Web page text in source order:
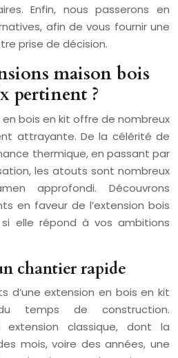
Enfin, nous passerons en
afin de vous fournir une
prise de décision.
maison bois
pertinent ?
en bois en kit offre de nombreux
attrayante. De la célérité de
thermique, en passant par
les atouts sont nombreux
approfondi. Découvrons
en faveur de l’extension bois
elle répond à vos ambitions
chantier rapide
d’une extension en bois en kit
temps de construction.
classique, dont la
mois, voire des années, une